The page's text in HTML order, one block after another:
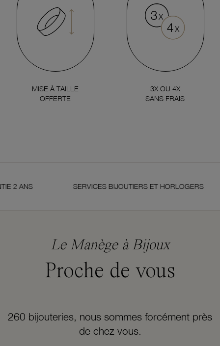
MISE À TAILLE
OFFERTE
3X OU 4X
SANS FRAIS
SERVICES BIJOUTIERS ET HORLOGERS
Le Manège à Bijoux
Proche de vous
260 bijouteries, nous sommes forcément près
de chez vous.